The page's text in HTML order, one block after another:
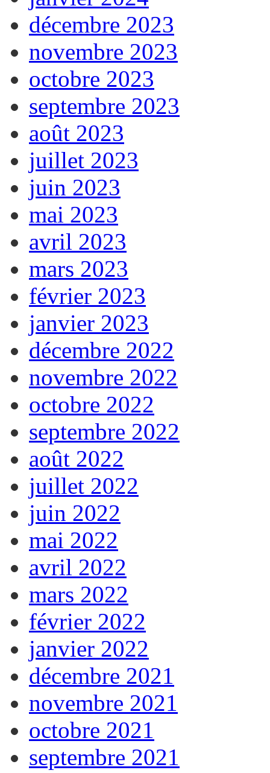
décembre 2023
novembre 2023
octobre 2023
septembre 2023
août 2023
juillet 2023
juin 2023
mai 2023
avril 2023
mars 2023
février 2023
janvier 2023
décembre 2022
novembre 2022
octobre 2022
septembre 2022
août 2022
juillet 2022
juin 2022
mai 2022
avril 2022
mars 2022
février 2022
janvier 2022
décembre 2021
novembre 2021
octobre 2021
septembre 2021